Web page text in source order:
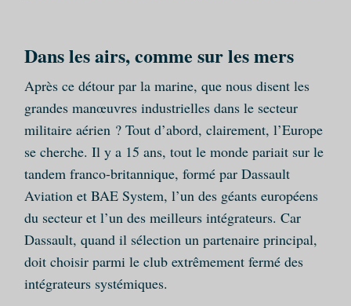
Dans les airs, comme sur les mers
Après ce détour par la marine, que nous disent les
grandes manœuvres industrielles dans le secteur
militaire aérien ? Tout d’abord, clairement, l’Europe
se cherche. Il y a 15 ans, tout le monde pariait sur le
tandem franco-britannique, formé par Dassault
Aviation et BAE System, l’un des géants européens
du secteur et l’un des meilleurs intégrateurs. Car
Dassault, quand il sélection un partenaire principal,
doit choisir parmi le club extrêmement fermé des
intégrateurs systémiques.